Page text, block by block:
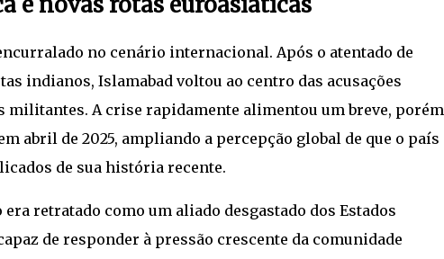
no cenário internacional. Após o atentado de
indianos, Islamabad voltou ao centro das acusações
A crise rapidamente alimentou um breve, porém
abril de 2025, ampliando a percepção global de que o país
de sua história recente.
retratado como um aliado desgastado dos Estados
de responder à pressão crescente da comunidade